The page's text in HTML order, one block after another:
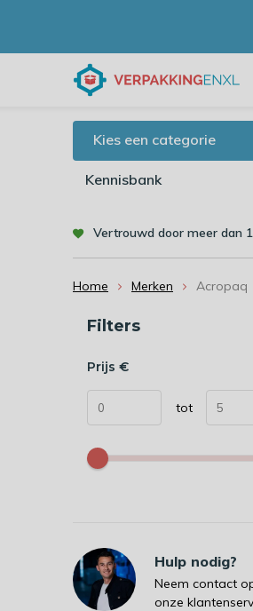
Kies een categorie
Kennisbank
Vertrouwd door meer dan
Home Merken Acropaq
Sorteren op:
Filters
Prijs €
tot
Hulp nodig?
Neem contact
onze